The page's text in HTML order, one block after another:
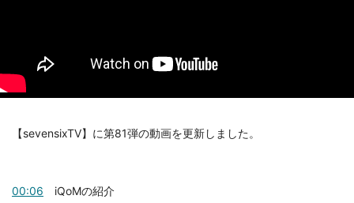
【sevensixTV】に第81弾の動画を更新しました。
00:06 iQoMの紹介